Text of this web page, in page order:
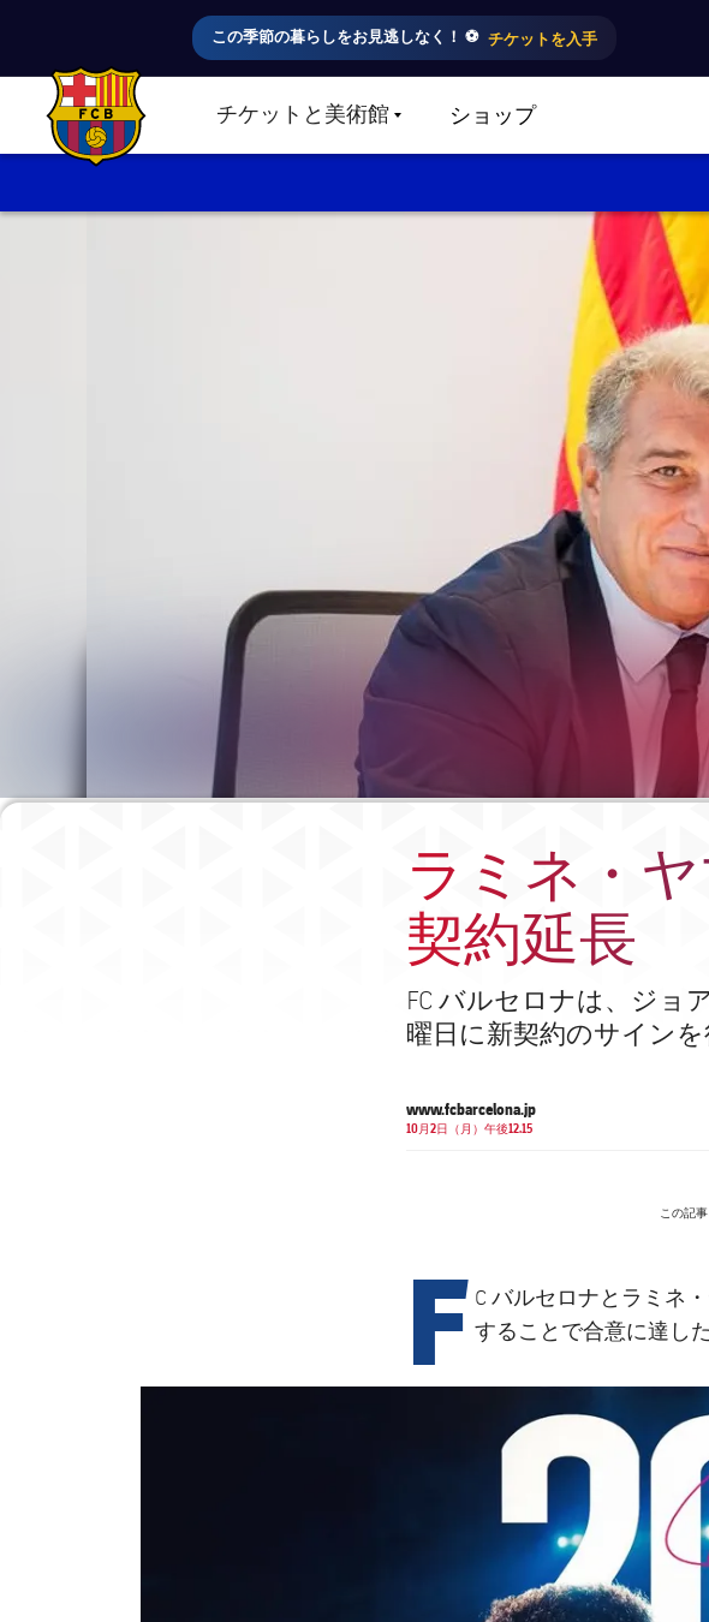
この季節の暮らしをお見逃しなく！ ⚽️ チケットを入手
FC Barcelona club badge チケットと美術館LABEL.SHARE.CARETDOWNショップ
ラミネ・
契約延長
FC バルセロナは、ジョ
曜日に新契約のサインを
www.fcbarcelona.jp
10月2日（月）午後12.15
この記
F C バルセロナと ラミネ
することで合意に達し